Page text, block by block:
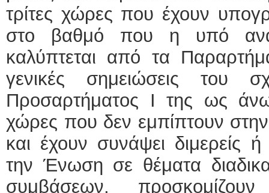
τρίτες χώρες που έχουν
στο βαθμό που η υπό
καλύπτεται από τα
γενικές σημειώσεις του
Προσαρτήματος I της ως
χώρες που δεν εμπίπτουν
και έχουν συνάψει διμερείς
την Ένωση σε θέματα
συμβάσεων, προσκομίζουν